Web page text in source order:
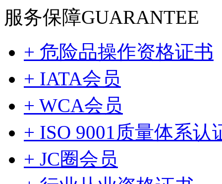
服务保障GUARANTEE
+ 危险品操作资格证书
+ IATA会员
+ WCA会员
+ ISO 9001质量体系认
+ JC圈会员